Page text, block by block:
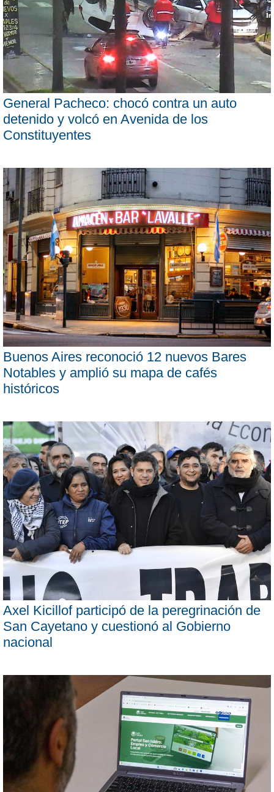
General Pacheco: chocó contra un auto
detenido y volcó en Avenida de los
Constituyentes
Buenos Aires reconoció 12 nuevos Bares
Notables y amplió su mapa de cafés
históricos
Axel Kicillof participó de la peregrinación de
San Cayetano y cuestionó al Gobierno
nacional